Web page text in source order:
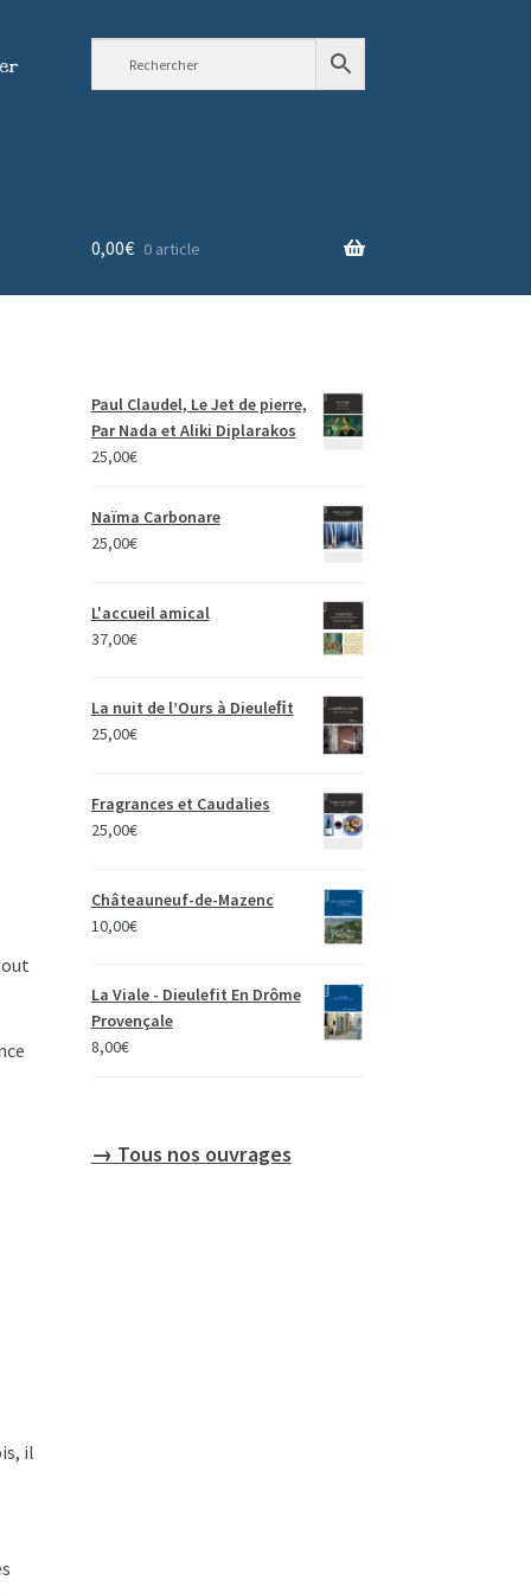
0,00€ 0 article
il
Paul Claudel, Le Jet de pierre,
Par Nada et Aliki Diplarakos
25,00€
Naïma Carbonare
25,00€
L'accueil amical
37,00€
La nuit de l’Ours à Dieuleﬁt
25,00€
Fragrances et Caudalies
25,00€
Châteauneuf-de-Mazenc
10,00€
La Viale - Dieulefit En Drôme
Provençale
8,00€
→ Tous nos ouvrages